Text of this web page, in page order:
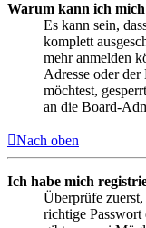
Warum kann ich
Es kann sein,
komplett
mehr anmelden
Adresse oder
möchtest,
an die Board-
Nach oben
Ich habe mich
Überprüfe
richtige Passwort